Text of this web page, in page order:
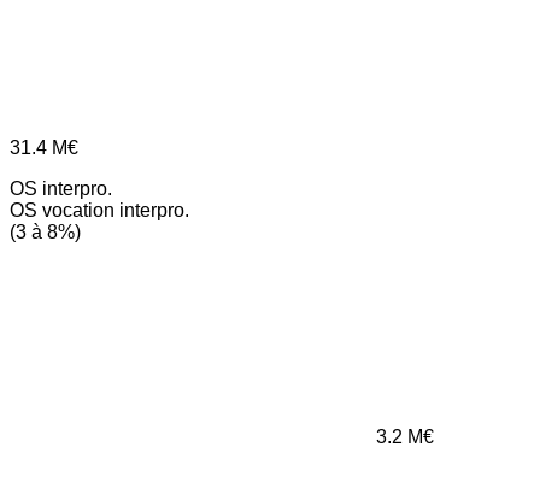
31.4 M€
OS interpro.
OS vocation interpro.
(3 à 8%)
3.2 M€